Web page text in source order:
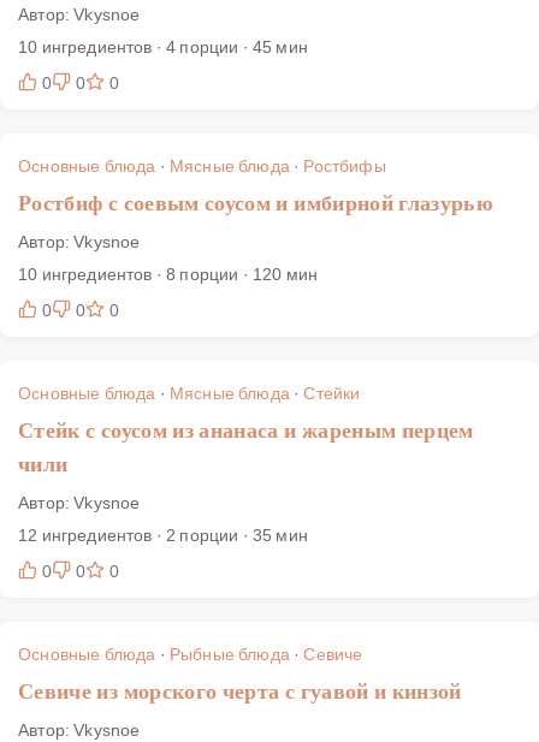
Автор: Vkysnoe
10 ингредиентов · 4 порции · 45 мин
0
0 0
Основные блюда · Мясные блюда· Ростбифы
Ростбиф с соевым соусом и имбирной глазурью
Автор: Vkysnoe
10 ингредиентов · 8 порции · 120 мин
0
0 0
Основные блюда · Мясные блюда·Стейки
Стейк с соусом из ананаса и жареным перцем
чили
Автор: Vkysnoe
12 ингредиентов · 2 порции · 35 мин
0
0 0
Основные блюда · Рыбные блюда·Севиче
Севиче из морского черта с гуавой и кинзой
Автор: Vkysnoe